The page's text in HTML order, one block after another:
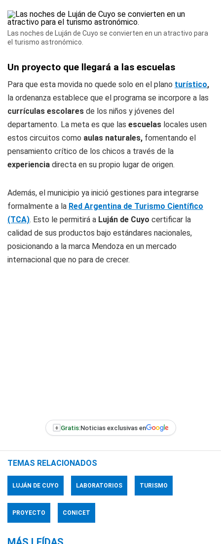
Las noches de Luján de Cuyo se convierten en un atractivo para
el turismo astronómico.
Un proyecto que llegará a las escuelas
Para que esta movida no quede solo en el plano turístico,
la ordenanza establece que el programa se incorpore a las
currículas escolares de los niños y jóvenes del
departamento. La meta es que las escuelas locales usen
estos circuitos como aulas naturales, fomentando el
pensamiento crítico de los chicos a través de la
experiencia directa en su propio lugar de origen.
Además, el municipio ya inició gestiones para integrarse
formalmente a la Red Argentina de Turismo Científico
(TCA). Esto le permitirá a Luján de Cuyo certificar la
calidad de sus productos bajo estándares nacionales,
posicionando a la marca Mendoza en un mercado
internacional que no para de crecer.
+ Gratis:Noticias exclusivas en
TEMAS RELACIONADOS
LUJÁN DE CUYO LABORATORIOS TURISMO
PROYECTO CONICET